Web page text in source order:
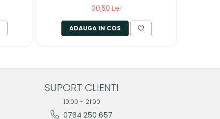
30,50 Lei
ADAUGA IN COS
SUPORT CLIENTI
10:00 - 21:00
0764 250 657